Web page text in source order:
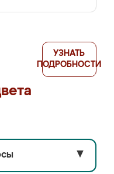
УЗНАТЬ
ПОДРОБНОСТИ
▼